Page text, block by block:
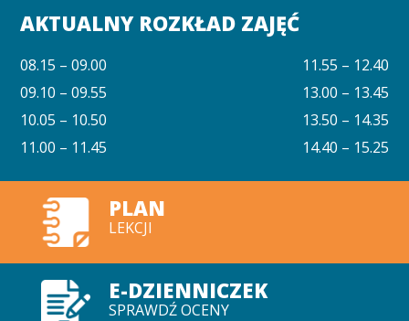
AKTUALNY ROZKŁAD ZAJĘĆ
08.15 – 09.00
09.10 – 09.55
10.05 – 10.50
11.00 – 11.45
11.55 – 12.40
13.00 – 13.45
13.50 – 14.35
14.40 – 15.25
PLAN
LEKCJI
E-DZIENNICZEK
SPRAWDŹ OCENY